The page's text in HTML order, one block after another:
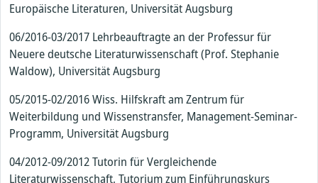
Europäische Literaturen, Universität Augsburg
06/2016-03/2017 Lehrbeauftragte an der Professur für
Neuere deutsche Literaturwissenschaft (Prof. Stephanie
Waldow), Universität Augsburg
05/2015-02/2016 Wiss. Hilfskraft am Zentrum für
Weiterbildung und Wissenstransfer, Management-Seminar-
Programm, Universität Augsburg
04/2012-09/2012 Tutorin für Vergleichende
Literaturwissenschaft, Tutorium zum Einführungskurs